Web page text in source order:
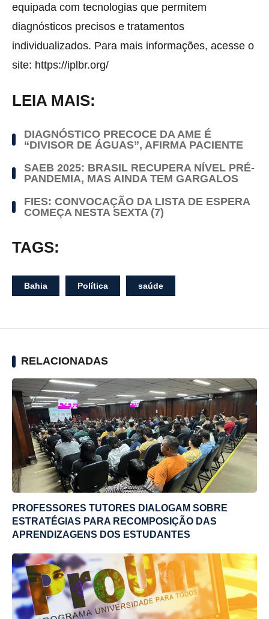
equipada com tecnologias que permitem
diagnósticos precisos e tratamentos
individualizados. Para mais informações, acesse o
site: https://iplbr.org/
LEIA MAIS:
DIAGNÓSTICO PRECOCE DA AME É
“DIVISOR DE ÁGUAS”, AFIRMA PACIENTE
SAEB 2025: BRASIL RECUPERA NÍVEL PRÉ-
PANDEMIA, MAS AINDA TEM GARGALOS
FIES: CONVOCAÇÃO DA LISTA DE ESPERA
COMEÇA NESTA SEXTA (7)
TAGS:
Bahia Política saúde
RELACIONADAS
PROFESSORES TUTORES DIALOGAM SOBRE
ESTRATÉGIAS PARA RECOMPOSIÇÃO DAS
APRENDIZAGENS DOS ESTUDANTES